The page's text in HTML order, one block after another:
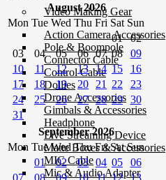
Video Making Gear
Action Camera Accessories
Pole & Boompole
Connector Cable
Control Cable
Dollies
Drone Accessories
Gimbals & Accessories
Headphone
Live Streaming Device
Matte Boxes & Accessories
MIC Cable
Mic & Audio Adapter
August 2026
Mon Tue Wed Thu Fri Sat Sun
01
02
03
04 05 06 07 08
09
10
11 12 13 14 15
16
17
18 19 20 21 22
23
24
25 26 27 28 29
30
31
September 2026
Mon Tue Wed Thu Fri Sat Sun
01
02 03 04 05
06
07
08 09 10 11 12
13